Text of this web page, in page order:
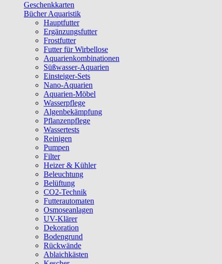
Geschenkkarten
Bücher Aquaristik
Hauptfutter
Ergänzungsfutter
Frostfutter
Futter für Wirbellose
Aquarienkombinationen
Süßwasser-Aquarien
Einsteiger-Sets
Nano-Aquarien
Aquarien-Möbel
Wasserpflege
Algenbekämpfung
Pflanzenpflege
Wassertests
Reinigen
Pumpen
Filter
Heizer & Kühler
Beleuchtung
Belüftung
CO2-Technik
Futterautomaten
Osmoseanlagen
UV-Klärer
Dekoration
Bodengrund
Rückwände
Ablaichkästen